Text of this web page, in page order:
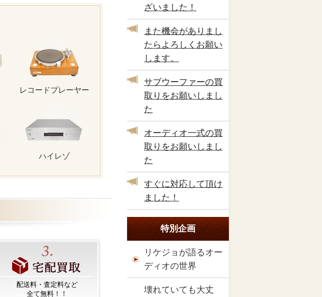
レコードプレーヤー
ハイレゾ
配送料・査定料など
全て無料！！
ざいました！
また機会がありまし
たらよろしくお願い
します。
サブウーファーの買
取りをお願いしまし
た
オーディオ一式の買
取りをお願いしまし
た
すぐに対応して頂け
ました！
特別企画
リケジョが語るオー
ディオの世界
壊れていても大丈